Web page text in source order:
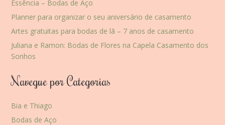
Essência – Bodas de Aço
Planner para organizar o seu aniversário de casamento
Artes gratuitas para bodas de lã – 7 anos de casamento
Juliana e Ramon: Bodas de Flores na Capela Casamento dos
Sonhos
Navegue por Categorias
Bia e Thiago
Bodas de Aço